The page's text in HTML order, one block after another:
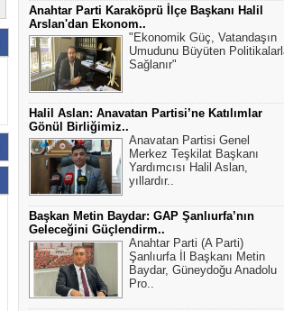
Anahtar Parti Karaköprü İlçe Başkanı Halil
Arslan'dan Ekonom..
"Ekonomik Güç, Vatandaşın
Umudunu Büyüten
Sağlanır"
Halil Aslan: Anavatan Partisi’ne Katılımlar
Gönül Birliğimiz..
Anavatan Partisi Genel
Merkez Teşkilat Başkanı
Yardımcısı Halil Aslan,
yıllardır..
Başkan Metin Baydar: GAP Şanlıurfa’nın
Geleceğini Güçlendirm..
Anahtar Parti (A Parti)
Şanlıurfa İl Başkanı Metin
Baydar, Güneydoğu Anadolu
Pro..